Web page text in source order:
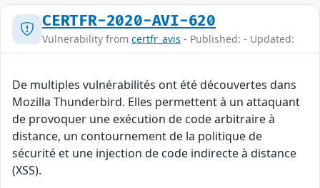
CERTFR-2020-AVI-620
Vulnerability from certfr_avis - Published: - Updated:
De multiples vulnérabilités ont été découvertes dans
Mozilla Thunderbird. Elles permettent à un attaquant
de provoquer une exécution de code arbitraire à
distance, un contournement de la politique de
sécurité et une injection de code indirecte à distance
(XSS).